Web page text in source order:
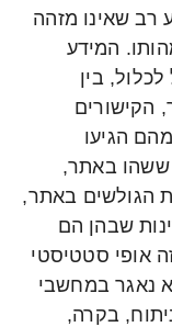
שאינו מזהה
המידע
בין
הקישורים
הגיעו
ששהו באתר,
הגולשים באתר,
שבהן הם
אופי סטטיסטי
נאגר במחשבי
בקרה,